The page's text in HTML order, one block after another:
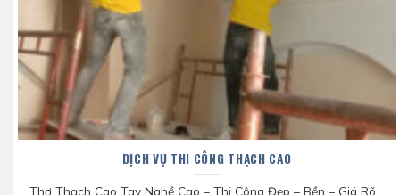
DỊCH VỤ THI CÔNG THẠCH CAO
Thợ Thạch Cao Tay Nghề Cao – Thi Công Đẹp – Bền – Giá Rõ...